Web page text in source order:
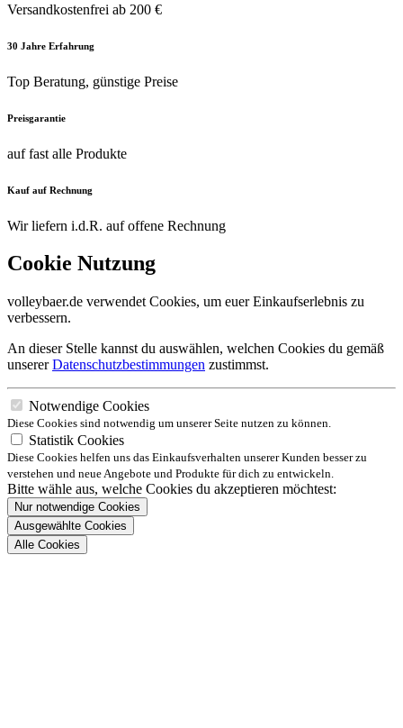
Versandkostenfrei ab 200 €
30 Jahre Erfahrung
Top Beratung, günstige Preise
Preisgarantie
auf fast alle Produkte
Kauf auf Rechnung
Wir liefern i.d.R. auf offene Rechnung
Cookie Nutzung
volleybaer.de verwendet Cookies, um euer Einkaufserlebnis zu
verbessern.
An dieser Stelle kannst du auswählen, welchen Cookies du gemäß
unsererDatenschutzbestimmungen zustimmst.
Notwendige Cookies
Diese Cookies sind notwendig um unserer Seite nutzen zu können.
Statistik Cookies
Diese Cookies helfen uns das Einkaufsverhalten unserer Kunden besser zu
verstehen und neue Angebote und Produkte für dich zu entwickeln.
Bitte wähle aus, welche Cookies du akzeptieren möchtest:
Nur notwendige Cookies
Ausgewählte Cookies
Alle Cookies